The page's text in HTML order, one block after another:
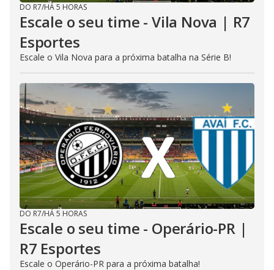
DO R7/HÁ 5 HORAS
Escale o seu time - Vila Nova | R7
Esportes
Escale o Vila Nova para a próxima batalha na Série B!
DO R7/HÁ 5 HORAS
Escale o seu time - Operário-PR |
R7 Esportes
Escale o Operário-PR para a próxima batalha!